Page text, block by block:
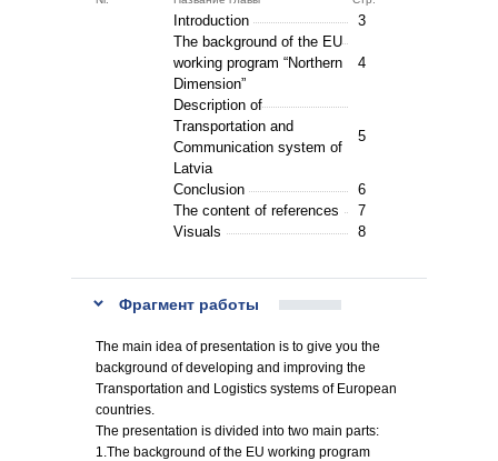
Introduction
3
The background of the EU
working program “Northern
Dimension”
4
Description of
Transportation and
Communication system of
Latvia
5
Conclusion
6
The content of references
7
Visuals
8
Фрагмент работы
The main idea of presentation is to give you the
background of developing and improving the
Transportation and Logistics systems of European
countries.
The presentation is divided into two main parts:
1.The background of the EU working program